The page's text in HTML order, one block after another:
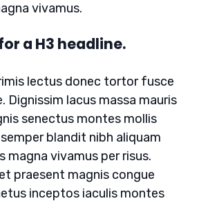
vivamus.
a H3 headline.
lectus donec tortor fusce
Dignissim lacus massa mauris
senectus montes mollis
blandit nibh aliquam
magna vivamus per risus.
praesent magnis congue
inceptos iaculis montes